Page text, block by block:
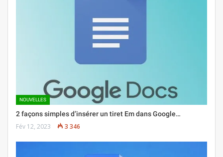
NOUVELLES
2 façons simples d’insérer un tiret Em dans Google…
Fév 12, 2023 3 346